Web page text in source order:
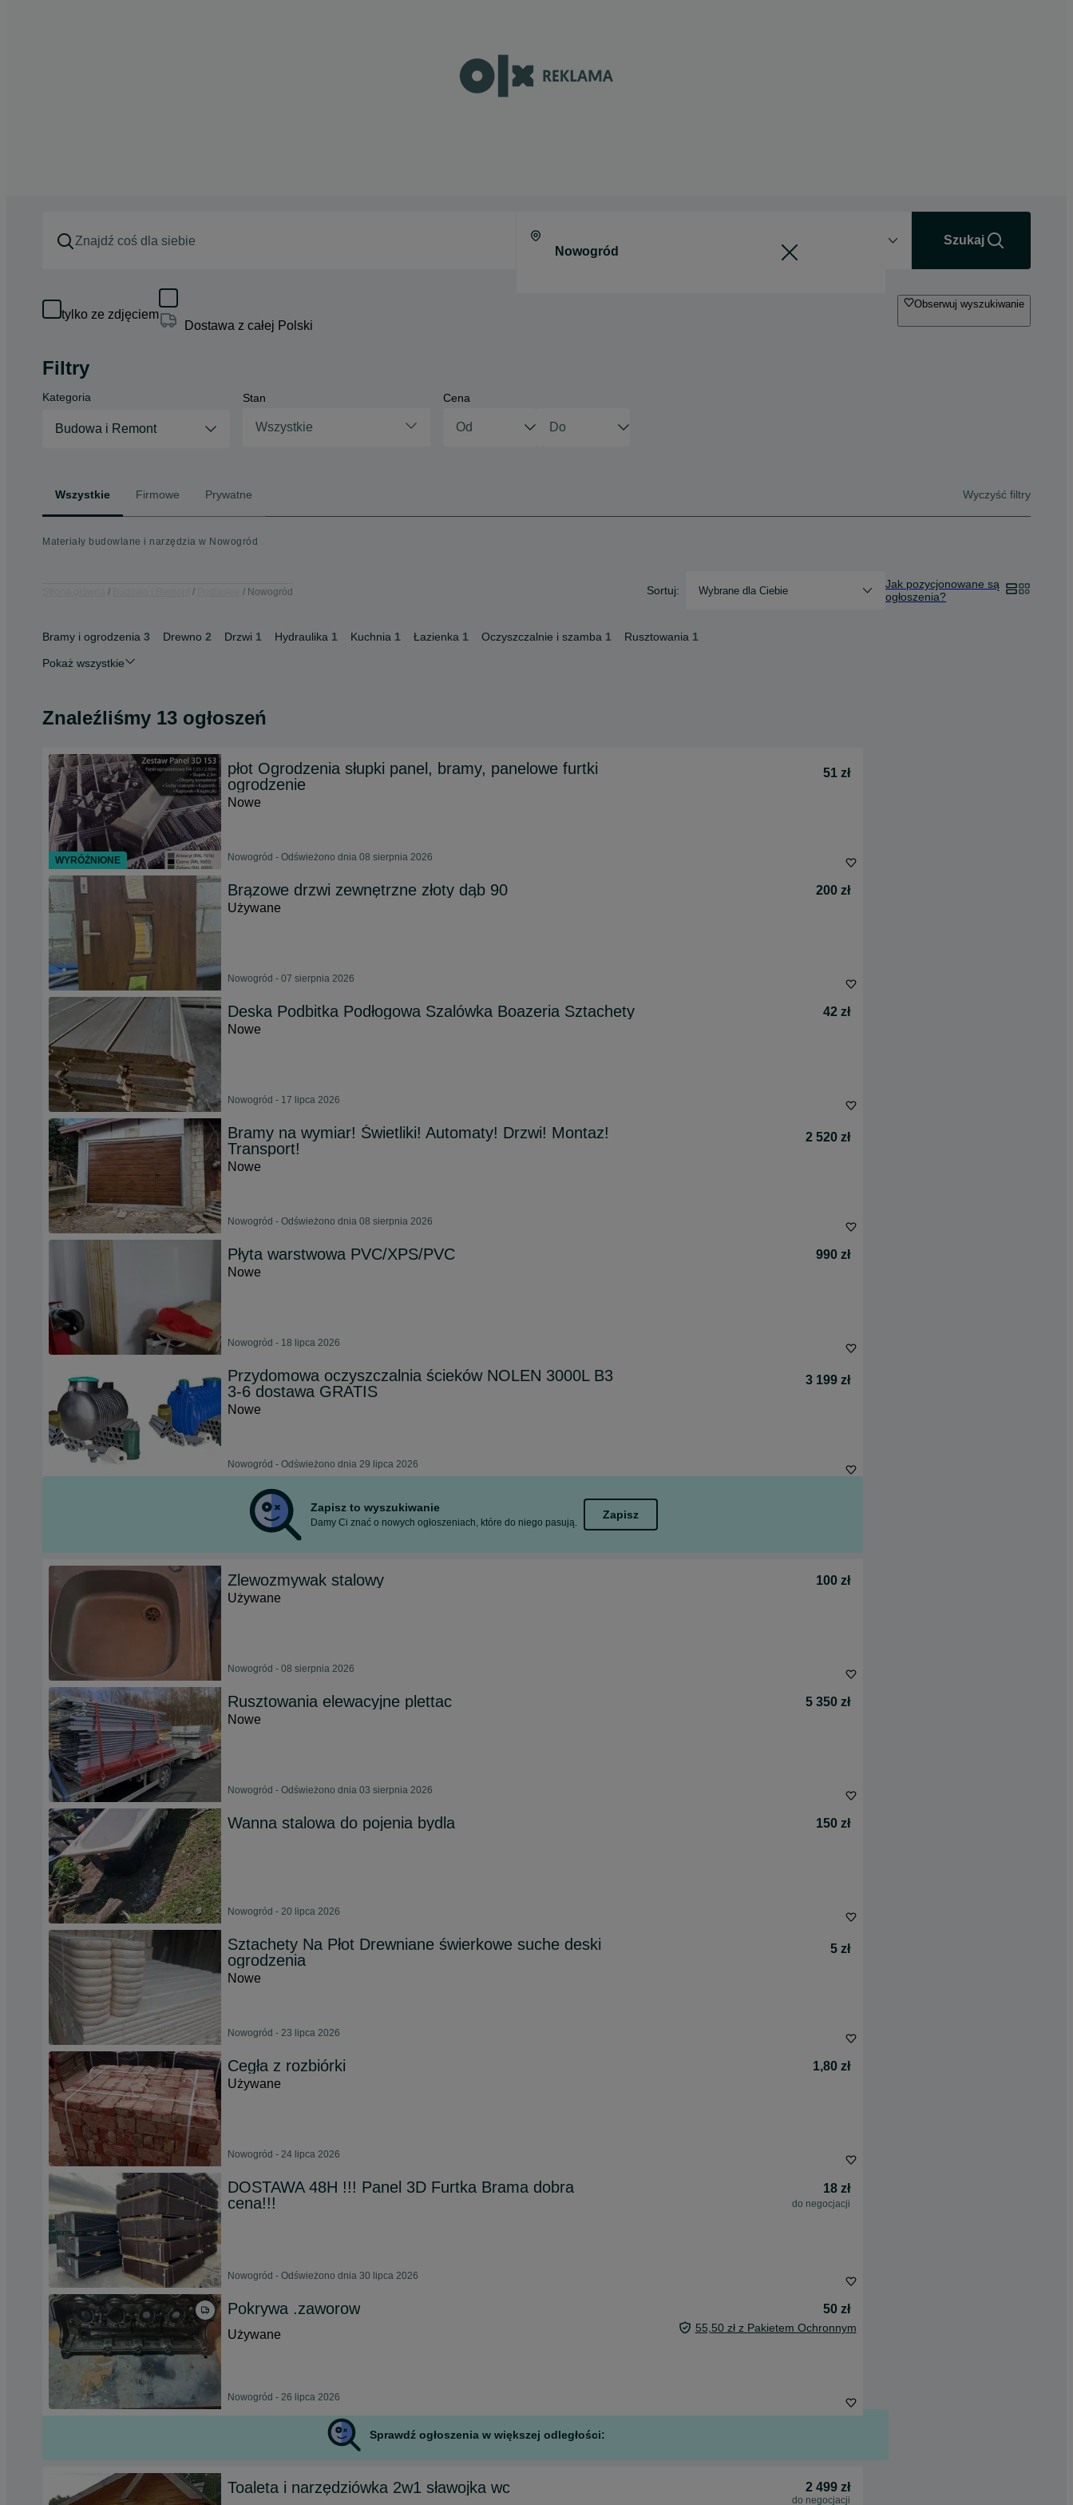
Szukaj
tylko ze zdjęciem
Dostawa z całej Polski
Obserwuj wyszukiwanie
Filtry
Kategoria
Budowa i Remont
Stan
Wszystkie
Cena
Wszystkie Firmowe Prywatne Wyczyść filtry
Materiały budowlane i narzędzia w Nowogród
Nowogród Sortuj: Wybrane dla Ciebie
Jak pozycjonowane są
ogłoszenia?
Bramy i ogrodzenia 3 Drewno 2 Drzwi 1 Hydraulika 1 Kuchnia 1 Łazienka 1 Oczyszczalnie i szamba 1 Rusztowania 1
Pokaż wszystkie
Znaleźliśmy 13 ogłoszeń
płot Ogrodzenia słupki panel, bramy, panelowe furtki
ogrodzenie
51 zł
Nowe
Nowogród - Odświeżono dnia 08 sierpnia 2026
Brązowe drzwi zewnętrzne złoty dąb 90
200 zł
Używane
Nowogród - 07 sierpnia 2026
Deska Podbitka Podłogowa Szalówka Boazeria Sztachety
42 zł
Nowe
Nowogród - 17 lipca 2026
Bramy na wymiar! Świetliki! Automaty! Drzwi! Montaz!
Transport!
2 520 zł
Nowe
Nowogród - Odświeżono dnia 08 sierpnia 2026
Płyta warstwowa PVC/XPS/PVC
990 zł
Nowe
Nowogród - 18 lipca 2026
Przydomowa oczyszczalnia ścieków NOLEN 3000L B3
3-6 dostawa GRATIS
3 199 zł
Nowe
Nowogród - Odświeżono dnia 29 lipca 2026
Zapisz to wyszukiwanie
Damy Ci znać o nowych ogłoszeniach, które do niego pasują.
Zapisz
Zlewozmywak stalowy
100 zł
Używane
Nowogród - 08 sierpnia 2026
Rusztowania elewacyjne plettac
5 350 zł
Nowe
Nowogród - Odświeżono dnia 03 sierpnia 2026
Wanna stalowa do pojenia bydla 150 zł
Nowogród - 20 lipca 2026
Sztachety Na Płot Drewniane świerkowe suche deski
ogrodzenia
5 zł
Nowe
Nowogród - 23 lipca 2026
Cegła z rozbiórki
1,80 zł
Używane
Nowogród - 24 lipca 2026
DOSTAWA 48H !!! Panel 3D Furtka Brama dobra
cena!!!
18 zł
do negocjacji
Nowogród - Odświeżono dnia 30 lipca 2026
Pokrywa .zaworow
50 zł
Używane
55,50 zł z Pakietem Ochronnym
Nowogród - 26 lipca 2026
WYRÓŻNIONE
Sprawdź ogłoszenia w większej odległości:
Toaleta i narzędziówka 2w1 sławojka wc 2 499 zł
do negocjacji